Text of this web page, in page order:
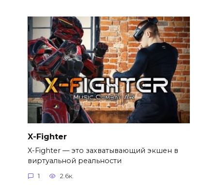
X-Fighter
X-Fighter — это захватывающий экшен в
виртуальной реальности
1 2.6к.